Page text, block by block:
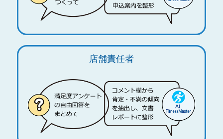
店舗責任者